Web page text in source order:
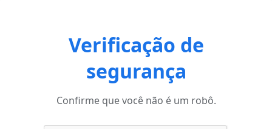
Verificação de
segurança
Confirme que você não é um robô.